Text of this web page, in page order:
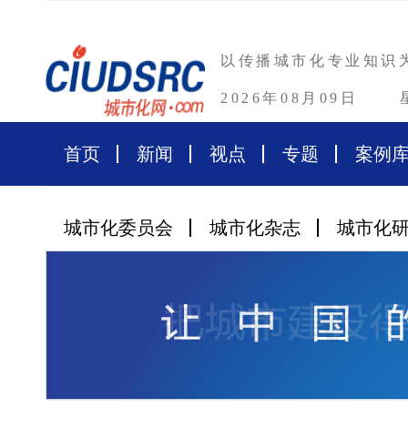
以传播城市化专业知识
2026年08月09日
首页 新闻 视点 专题 案例
城市化委员会 城市化杂志 城市化